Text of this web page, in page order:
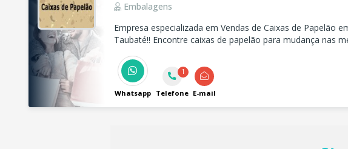
Embalagens
Empresa especializada em Vendas de Caixas de Papelão
Taubaté!! Encontre caixas de papelão para mudança nas
Whatsapp
1
Telefone E-mail